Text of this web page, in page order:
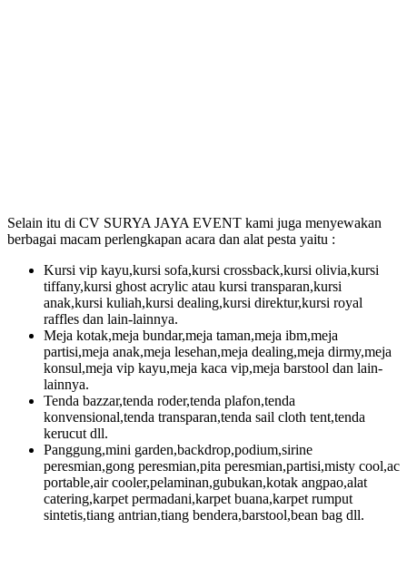
Selain itu di CV SURYA JAYA EVENT kami juga menyewakan
berbagai macam perlengkapan acara dan alat pesta yaitu :
Kursi vip kayu,kursi sofa,kursi crossback,kursi olivia,kursi
tiffany,kursi ghost acrylic atau kursi transparan,kursi
anak,kursi kuliah,kursi dealing,kursi direktur,kursi royal
raffles dan lain-lainnya.
Meja kotak,meja bundar,meja taman,meja ibm,meja
partisi,meja anak,meja lesehan,meja dealing,meja dirmy,meja
konsul,meja vip kayu,meja kaca vip,meja barstool dan lain-
lainnya.
Tenda bazzar,tenda roder,tenda plafon,tenda
konvensional,tenda transparan,tenda sail cloth tent,tenda
kerucut dll.
Panggung,mini garden,backdrop,podium,sirine
peresmian,gong peresmian,pita peresmian,partisi,misty cool,ac
portable,air cooler,pelaminan,gubukan,kotak angpao,alat
catering,karpet permadani,karpet buana,karpet rumput
sintetis,tiang antrian,tiang bendera,barstool,bean bag dll.